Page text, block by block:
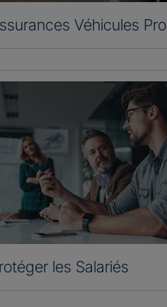
Véhicules Pro
les Salariés